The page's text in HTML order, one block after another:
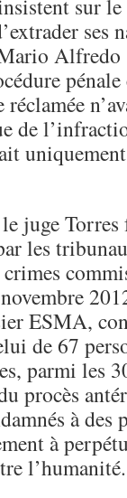
sur
ses
Alfredo
de
juge Torres
les
ESMA,
de 67
parmi les
procès
à des
à
l’humanité.